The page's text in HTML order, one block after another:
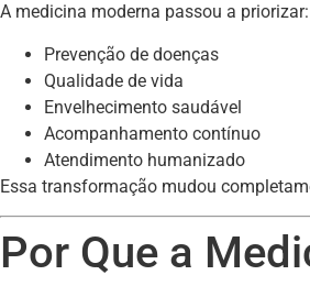
A medicina moderna passou a priorizar:
Prevenção de doenças
Qualidade de vida
Envelhecimento saudável
Acompanhamento contínuo
Atendimento humanizado
Essa transformação mudou
Por Que a